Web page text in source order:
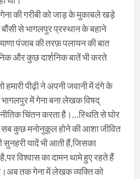
की गरीबी को जाड़ के मुकाबले खड़े
से भागलपुर प्रस्थान के बहाने
पंजाब की तरफ़ पलायन की बात
और कुछ दार्शनिक बातें भी करते
पीढ़ी ने अपनी जवानी में दंगे के
में गेना बना लेखक विषद्
चिंतन करता है।…स्थिति से घोर
सब कुछ मनोनुकूल होने की आशा जीवित
यादें भी आती हैं,जिसका
विश्वास का दामन थामे हुए रहते हैं
तक गेना में लेखक व्यक्ति को